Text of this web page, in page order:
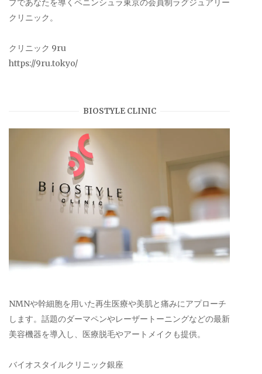
プであなたを導くペニンシュラ東京の会員制ラグジュアリー
クリニック。
クリニック 9ru
https://9ru.tokyo/
BIOSTYLE CLINIC
NMNや幹細胞を用いた再生医療や美肌と痛みにアプローチ
します。話題のダーマペンやレーザートーニングなどの最新
美容機器を導入し、医療脱毛やアートメイクも提供。
バイオスタイルクリニック銀座